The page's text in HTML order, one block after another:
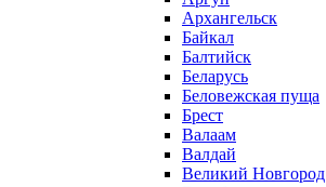
Архангельск
Байкал
Балтийск
Беларусь
Беловежская пуща
Брест
Валаам
Валдай
Великий Новгород